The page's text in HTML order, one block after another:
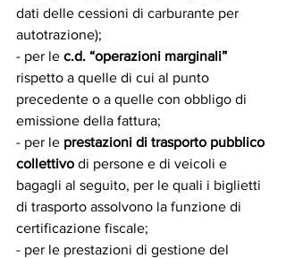
dati delle cessioni di carburante per
autotrazione);
- per le c.d. “operazioni marginali”
rispetto a quelle di cui al punto
precedente o a quelle con obbligo di
emissione della fattura;
- per le prestazioni di trasporto pubblico
collettivo di persone e di veicoli e
bagagli al seguito, per le quali i biglietti
di trasporto assolvono la funzione di
certificazione fiscale;
- per le prestazioni di gestione del